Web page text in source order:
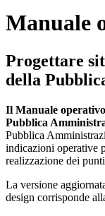
Manuale
Progettare
della
Il Manuale
Pubblica
Pubblica
indicazioni operative
realizzazione dei
La versione
design corrisponde